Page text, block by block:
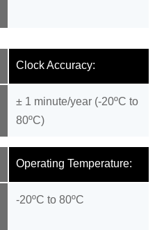
Clock Accuracy:
± 1 minute/year (-20ºC to
80ºC)
Operating Temperature:
-20ºC to 80ºC